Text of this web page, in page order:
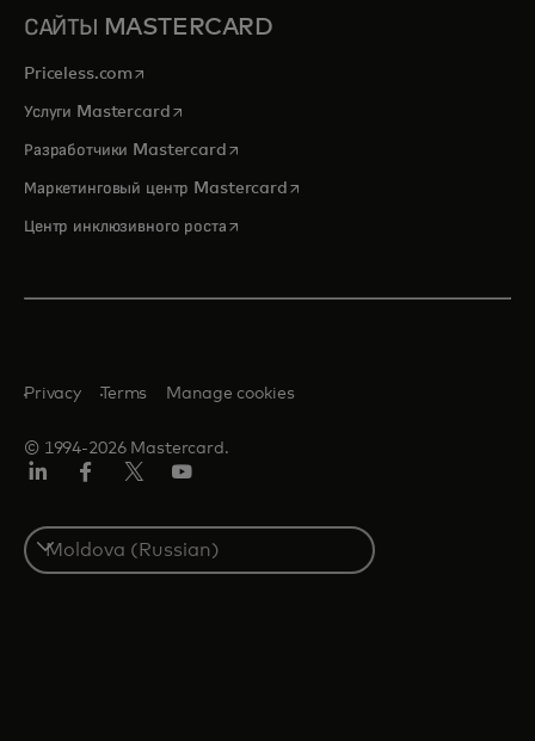
САЙТЫ MASTERCARD
Priceless.com opens in a new tab
Услуги Mastercardopens in a new tab
Разработчики Mastercardopens in a new tab
Маркетинговый центр Mastercardopens in a new tab
Центр инклюзивного ростаopens in a new tab
© 1994-2026 Mastercard.
Privacy Terms Manage cookies
Select
a
country